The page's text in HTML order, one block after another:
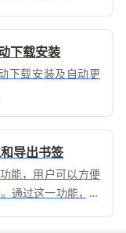
下载安装
下载安装及自动更
导出书签
能，用户可以方便
通过这一功能，用